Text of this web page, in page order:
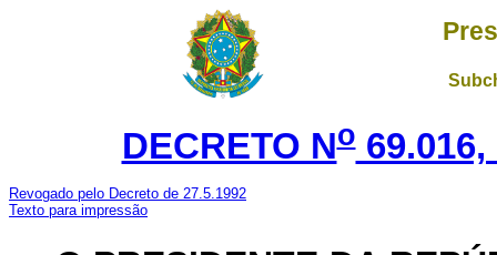
DECRETO No69.016,
Revogado pelo Decreto de 27.5.1992
Texto para impressão